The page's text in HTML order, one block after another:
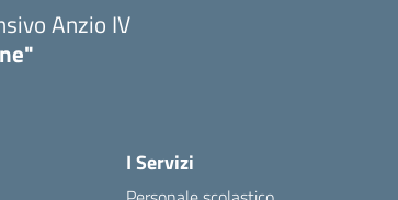
Anzio IV
I Servizi